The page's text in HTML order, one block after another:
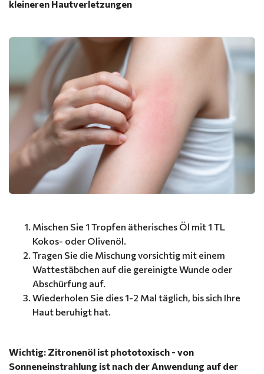
kleineren Hautverletzungen
Mischen Sie 1 Tropfen ätherisches Öl mit 1 TL
Kokos- oder Olivenöl.
Tragen Sie die Mischung vorsichtig mit einem
Wattestäbchen auf die gereinigte Wunde oder
Abschürfung auf.
Wiederholen Sie dies 1-2 Mal täglich, bis sich Ihre
Haut beruhigt hat.
Wichtig: Zitronenöl ist phototoxisch - von
Sonneneinstrahlung ist nach der Anwendung auf der